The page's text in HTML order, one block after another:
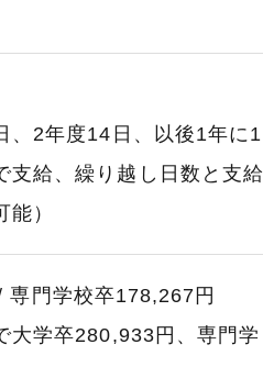
、2年度14日、以後1年に1
支給、繰り越し日数と支給
）
/専門学校卒178,267円
大学卒280,933円、専門学